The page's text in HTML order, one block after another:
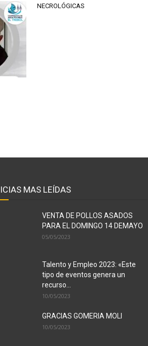
NECROLÓGICAS
MAS LEÍDAS
VENTA DE POLLOS ASADOS
PARA EL DOMINGO 14 DEMAYO
05/05/2023
Talento y Empleo 2023: «Este
tipo de eventos genera un
recurso...
10/05/2023
GRACIAS GOMERIA MOLI
10/05/2023